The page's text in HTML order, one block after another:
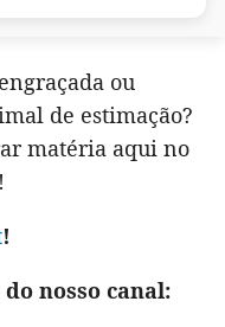
ou
de estimação?
matéria aqui no
!
nosso canal: